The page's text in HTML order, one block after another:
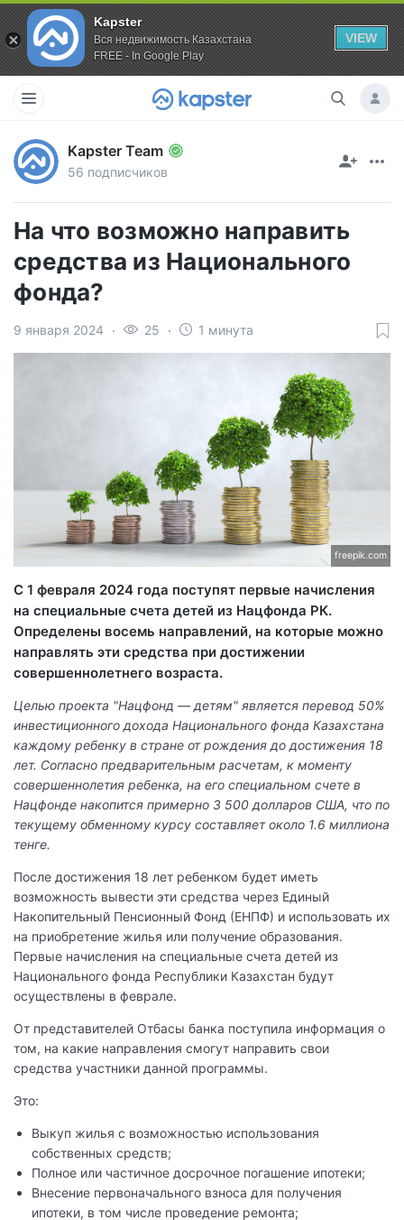
Kapster
Вся недвижимость Казахстана
FREE - In Google Play
VIEW
Kapster Team
56 подписчиков
На что возможно направить
средства из Национального
фонда?
9 января 2024 25 1 минута
freepik.com
С 1 февраля 2024 года поступят первые начисления
на специальные счета детей из Нацфонда РК.
Определены восемь направлений, на которые можно
направлять эти средства при достижении
совершеннолетнего возраста.
Целью проекта "Нацфонд — детям" является перевод 50%
инвестиционного дохода Национального фонда Казахстана
каждому ребенку в стране от рождения до достижения 18
лет. Согласно предварительным расчетам, к моменту
совершеннолетия ребенка, на его специальном счете в
Нацфонде накопится примерно 3 500 долларов США, что по
текущему обменному курсу составляет около 1.6 миллиона
тенге.
После достижения 18 лет ребенком будет иметь
возможность вывести эти средства через Единый
Накопительный Пенсионный Фонд (ЕНПФ) и использовать их
на приобретение жилья или получение образования.
Первые начисления на специальные счета детей из
Национального фонда Республики Казахстан будут
осуществлены в феврале.
От представителей Отбасы банка поступила информация о
том, на какие направления смогут направить свои
средства участники данной программы.
Это:
Выкуп жилья с возможностью использования
собственных средств;
Полное или частичное досрочное погашение ипотеки;
Внесение первоначального взноса для получения
ипотеки, в том числе проведение ремонта;